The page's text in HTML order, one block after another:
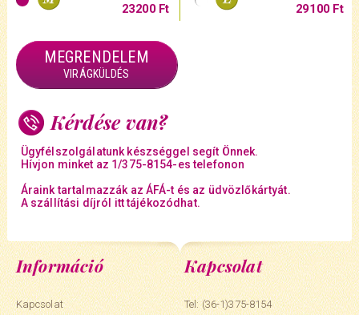
23200 Ft
29100 Ft
MEGRENDELEM
VIRÁGKÜLDÉS
Kérdése van?
Ügyfélszolgálatunk készséggel segít Önnek.
Hívjon minket az 1/375-8154-es telefonon
Áraink tartalmazzák az ÁFÁ-t és az üdvözlőkártyát.
A szállítási díjról itt tájékozódhat.
Információ
Kapcsolat
Kapcsolat
Tel: (36-1)375-8154